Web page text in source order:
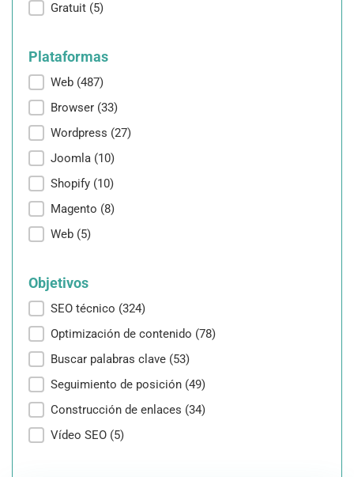
Gratuit (5)
Plataformas
Plataformas
Web (487)
Browser (33)
Wordpress (27)
Joomla (10)
Shopify (10)
Magento (8)
Web (5)
Objetivos
Objetivos
SEO técnico (324)
Optimización de contenido (78)
Buscar palabras clave (53)
Seguimiento de posición (49)
Construcción de enlaces (34)
Vídeo SEO (5)